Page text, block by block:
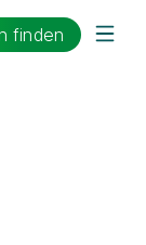
finden